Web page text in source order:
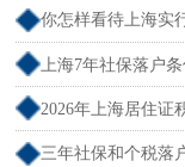
断交需要重新计算
你怎样看待上海实
新规）
上海7年社保落户
吗？）
2026年上海居住证
户政策2026年）
三年社保和个税落